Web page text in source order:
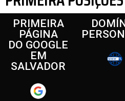
PRIMEIRA
PÁGINA
DO GOOGLE
EM
SALVADOR